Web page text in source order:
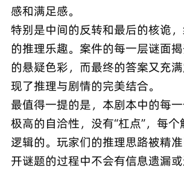
感和满足感。
特别是中间的反转和最后的核诡
的推理乐趣。案件的每一层谜面
的悬疑色彩，而最终的答案又充
现了推理与剧情的完美结合。
最值得一提的是，本剧本中的每
极高的自洽性，没有“杠点”，每
逻辑的。玩家们的推理思路被精
开谜题的过程中不会有信息遗漏